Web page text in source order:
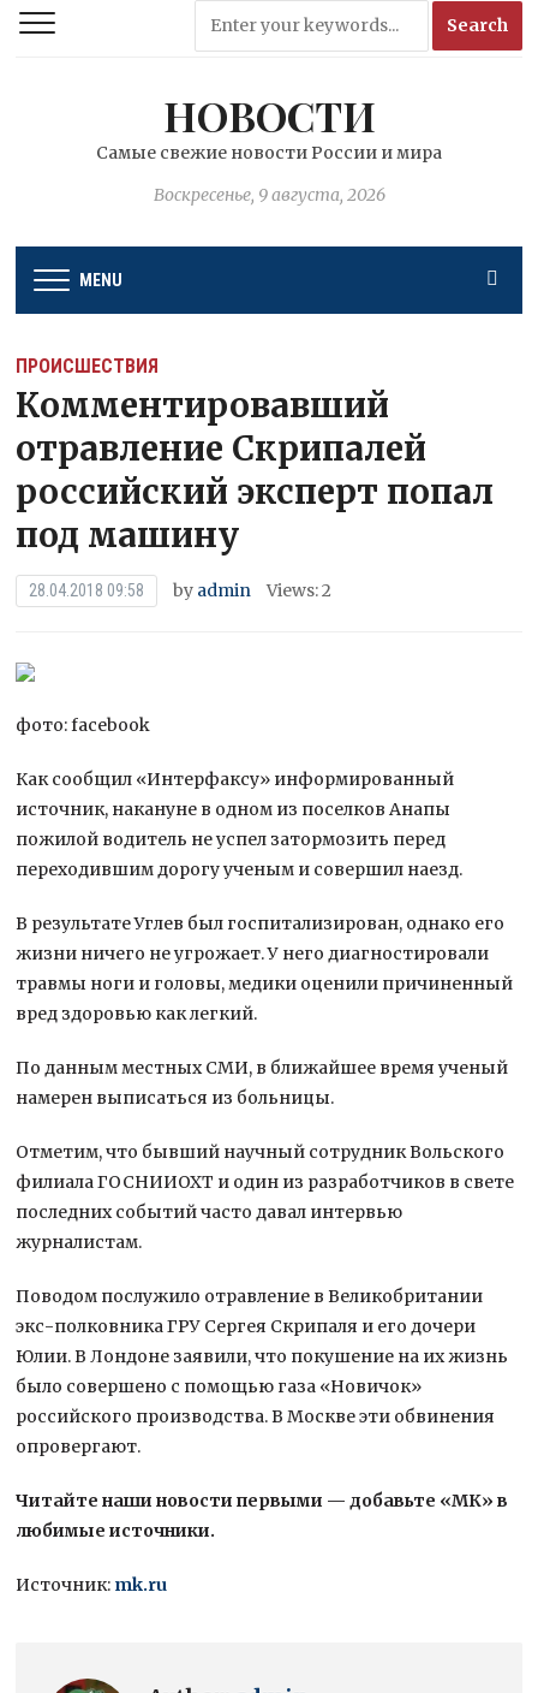
НОВОСТИ
Самые свежие новости России и мира
Воскресенье, 9 августа, 2026
MENU
ПРОИСШЕСТВИЯ
Комментировавший
отравление Скрипалей
российский эксперт попал
под машину
28.04.2018 09:58 by admin Views: 2
фото: facebook
Как сообщил «Интерфаксу» информированный
источник, накануне в одном из поселков Анапы
пожилой водитель не успел затормозить перед
переходившим дорогу ученым и совершил наезд.
В результате Углев был госпитализирован, однако его
жизни ничего не угрожает. У него диагностировали
травмы ноги и головы, медики оценили причиненный
вред здоровью как легкий.
По данным местных СМИ, в ближайшее время ученый
намерен выписаться из больницы.
Отметим, что бывший научный сотрудник Вольского
филиала ГОСНИИОХТ и один из разработчиков в свете
последних событий часто давал интервью
журналистам.
Поводом послужило отравление в Великобритании
экс-полковника ГРУ Сергея Скрипаля и его дочери
Юлии. В Лондоне заявили, что покушение на их жизнь
было совершено с помощью газа «Новичок»
российского производства. В Москве эти обвинения
опровергают.
Читайте наши новости первыми — добавьте «МК» в
любимые источники.
Источник: mk.ru